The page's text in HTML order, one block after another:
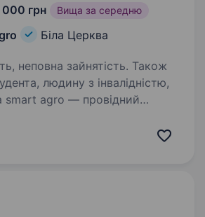
000 грн Вища за середню
Біла Церква
неповна зайнятість. Також
людину з інвалідністю,
успішно працює в Україні
зору якості…